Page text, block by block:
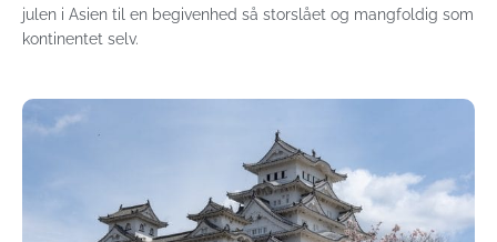
julen i Asien til en begivenhed så storslået og mangfoldig som
kontinentet selv.